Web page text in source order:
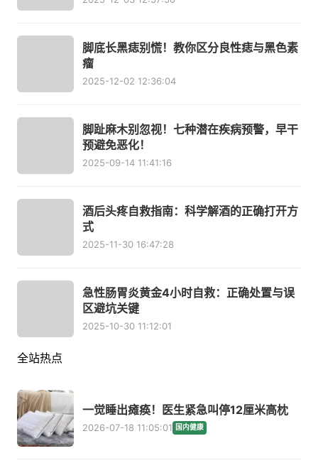
脚底长黑痣别慌！教你区分良性痣与黑色素
瘤
2025-12-02 12:36:04
脚趾麻木别忽视！七种潜在疾病预警，早干
预避免恶化！
2025-09-14 11:41:16
酒后头疼自救指南：科学解酒的正确打开方
式
2025-11-30 16:47:28
急性肠胃炎黄金4小时自救：正确处置与误
区避坑关键
2025-10-30 11:12:01
全站热点
一觉睡出瘫痪！医生紧急叫停12厘米高枕
2026-07-18 11:05:01 国内健康